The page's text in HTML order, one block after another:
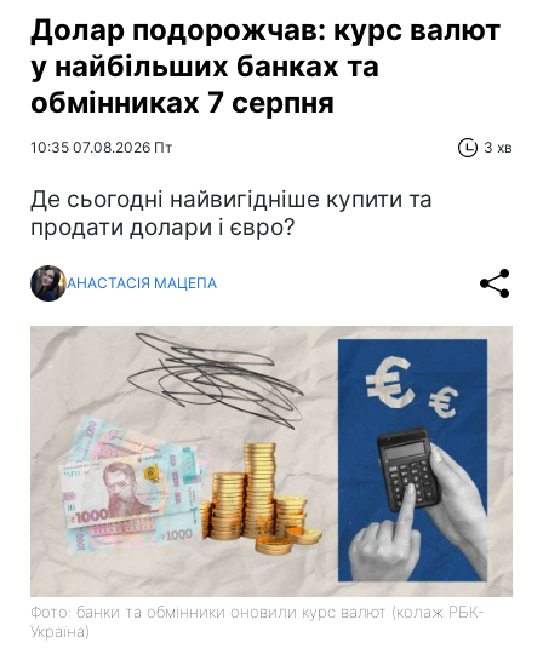
Долар подорожчав: курс валют
у найбільших банках та
обмінниках 7 серпня
10:35 07.08.2026 Пт 3 хв
Де сьогодні найвигідніше купити та
продати долари і євро?
АНАСТАСІЯ МАЦЕПА
Фото: банки та обмінники оновили курс валют (колаж РБК-
Україна)